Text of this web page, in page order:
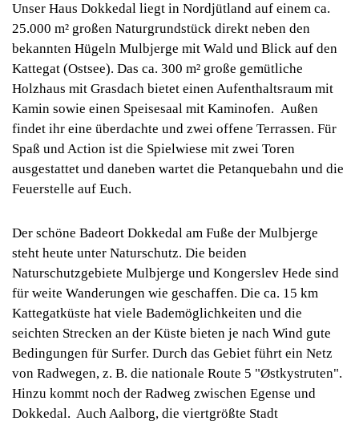
Unser Haus Dokkedal liegt in Nordjütland auf einem ca.
25.000 m² großen Naturgrundstück direkt neben den
bekannten Hügeln Mulbjerge mit Wald und Blick auf den
Kattegat (Ostsee). Das ca. 300 m² große gemütliche
Holzhaus mit Grasdach bietet einen Aufenthaltsraum mit
Kamin sowie einen Speisesaal mit Kaminofen. Außen
findet ihr eine überdachte und zwei offene Terrassen. Für
Spaß und Action ist die Spielwiese mit zwei Toren
ausgestattet und daneben wartet die Petanquebahn und die
Feuerstelle auf Euch.
Der schöne Badeort Dokkedal am Fuße der Mulbjerge
steht heute unter Naturschutz. Die beiden
Naturschutzgebiete Mulbjerge und Kongerslev Hede sind
für weite Wanderungen wie geschaffen. Die ca. 15 km
Kattegatküste hat viele Bademöglichkeiten und die
seichten Strecken an der Küste bieten je nach Wind gute
Bedingungen für Surfer. Durch das Gebiet führt ein Netz
von Radwegen, z. B. die nationale Route 5 "Østkystruten".
Hinzu kommt noch der Radweg zwischen Egense und
Dokkedal. Auch Aalborg, die viertgrößte Stadt